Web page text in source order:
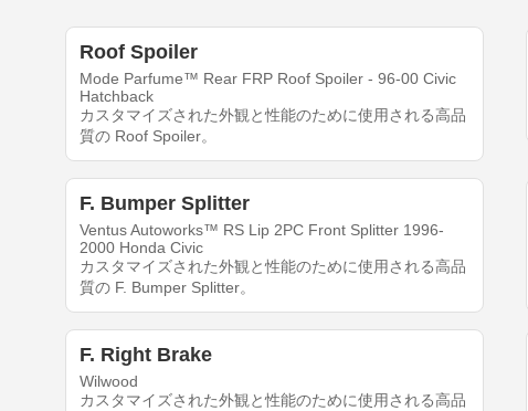
Roof Spoiler
Mode Parfume™ Rear FRP Roof Spoiler - 96-00 Civic
Hatchback
カスタマイズされた外観と性能のために使用される高品
質の Roof Spoiler。
F. Bumper Splitter
Ventus Autoworks™ RS Lip 2PC Front Splitter 1996-
2000 Honda Civic
カスタマイズされた外観と性能のために使用される高品
質の F. Bumper Splitter。
F. Right Brake
Wilwood
カスタマイズされた外観と性能のために使用される高品